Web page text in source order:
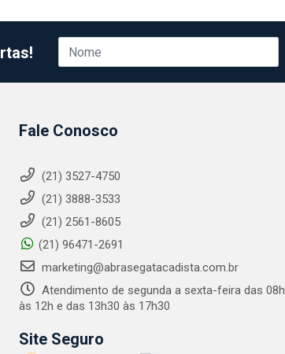
Fale Conosco
(21) 3527-4750
(21) 3888-3533
(21) 2561-8605
(21) 96471-2691
marketing@abrasegatacadista.com.br
Atendimento de segunda a sexta-feira das 08h
às 12h e das 13h30 às 17h30
Site Seguro